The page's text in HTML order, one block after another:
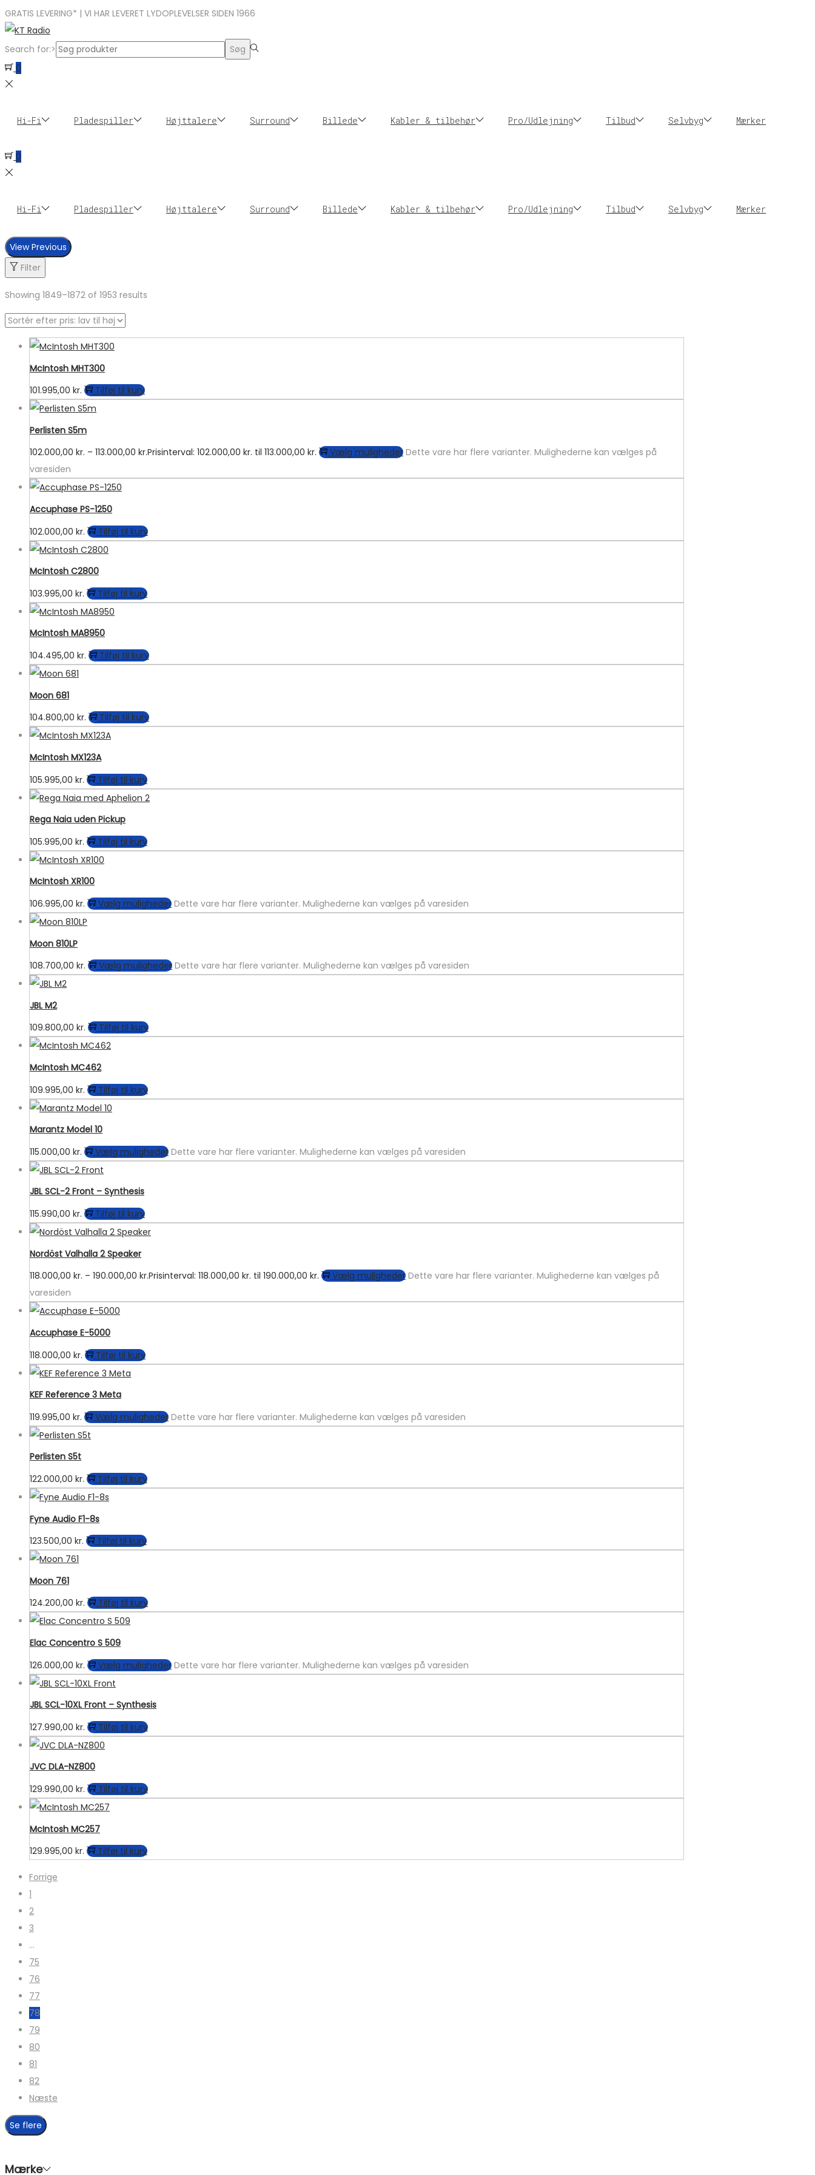
GRATIS LEVERING* | VI HAR LEVERET LYDOPLEVELSER SIDEN 1966
Search for:>
Søg
0
Hi-Fi Pladespiller Højttalere Surround Billede Kabler & tilbehør Pro/Udlejning Tilbud Selvbyg Mærker
0
Hi-Fi Pladespiller Højttalere Surround Billede Kabler & tilbehør Pro/Udlejning Tilbud Selvbyg Mærker
View Previous
Filter
Showing 1849–1872 of 1953 results
McIntosh MHT300
101.995,00 kr. Tilføj til kurv
Perlisten S5m
102.000,00 kr. – 113.000,00 kr.Prisinterval: 102.000,00 kr. til 113.000,00 kr. Vælg muligheder Dette vare har flere varianter. Mulighederne kan vælges på
varesiden
Accuphase PS-1250
102.000,00 kr. Tilføj til kurv
McIntosh C2800
103.995,00 kr. Tilføj til kurv
McIntosh MA8950
104.495,00 kr. Tilføj til kurv
Moon 681
104.800,00 kr. Tilføj til kurv
McIntosh MX123A
105.995,00 kr. Tilføj til kurv
Rega Naia uden Pickup
105.995,00 kr. Tilføj til kurv
McIntosh XR100
106.995,00 kr. Vælg muligheder Dette vare har flere varianter. Mulighederne kan vælges på varesiden
Moon 810LP
108.700,00 kr. Vælg muligheder Dette vare har flere varianter. Mulighederne kan vælges på varesiden
JBL M2
109.800,00 kr. Tilføj til kurv
McIntosh MC462
109.995,00 kr. Tilføj til kurv
Marantz Model 10
115.000,00 kr. Vælg muligheder Dette vare har flere varianter. Mulighederne kan vælges på varesiden
JBL SCL-2 Front – Synthesis
115.990,00 kr. Tilføj til kurv
Nordöst Valhalla 2 Speaker
118.000,00 kr. – 190.000,00 kr.Prisinterval: 118.000,00 kr. til 190.000,00 kr. Vælg muligheder Dette vare har flere varianter. Mulighederne kan vælges på
varesiden
Accuphase E-5000
118.000,00 kr. Tilføj til kurv
KEF Reference 3 Meta
119.995,00 kr. Vælg muligheder Dette vare har flere varianter. Mulighederne kan vælges på varesiden
Perlisten S5t
122.000,00 kr. Tilføj til kurv
Fyne Audio F1-8s
123.500,00 kr. Tilføj til kurv
Moon 761
124.200,00 kr. Tilføj til kurv
Elac Concentro S 509
126.000,00 kr. Vælg muligheder Dette vare har flere varianter. Mulighederne kan vælges på varesiden
JBL SCL-10XL Front – Synthesis
127.990,00 kr. Tilføj til kurv
JVC DLA-NZ800
129.990,00 kr. Tilføj til kurv
McIntosh MC257
129.995,00 kr. Tilføj til kurv
Forrige
1
2
3
…
75
76
77
78
79
80
81
82
Næste
Se flere
Mærke